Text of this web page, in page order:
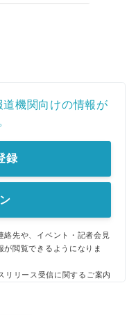
機関向けの情報が
録
絡先や、イベント・記者会見
閲覧できるようになりま
リリース受信に関するご案内